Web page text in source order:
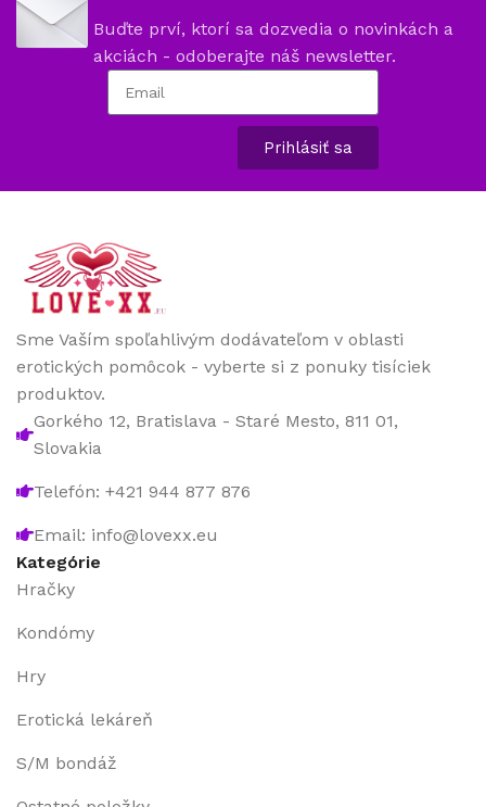
Buďte prví, ktorí sa dozvedia o novinkách a
akciách - odoberajte náš newsletter.
Prihlásiť sa
Sme Vaším spoľahlivým dodávateľom v oblasti
erotických pomôcok - vyberte si z ponuky tisíciek
produktov.
Gorkého 12, Bratislava - Staré Mesto, 811 01,
Slovakia
Telefón: +421 944 877 876
Email: info@lovexx.eu
Kategórie
Hračky
Kondómy
Hry
Erotická lekáreň
S/M bondáž